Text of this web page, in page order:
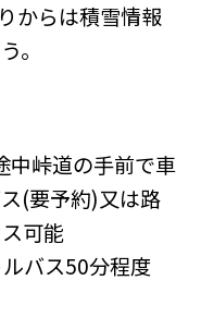
からは積雪情報
。
峠道の手前で車
(要予約)又は路
可能
バス50分程度